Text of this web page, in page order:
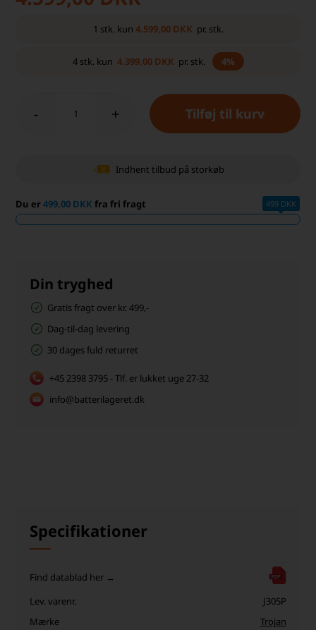
1 stk. kun 4.599,00 DKK pr. stk.
4 stk. kun 4.399,00 DKK pr. stk. 4%
- +
Indhent tilbud på storkøb
Du er499,00 DKK fra fri fragt 499 DKK
Din tryghed
Gratis fragt over kr. 499,-
Dag-til-dag levering
30 dages fuld returret
+45 2398 3795 - Tlf. er lukket uge 27-32
info@batterilageret.dk
Specifikationer
Find datablad her →
Lev. varenr.
J305P
Mærke
Trojan